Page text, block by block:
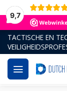
9,7
TACTISCHE EN